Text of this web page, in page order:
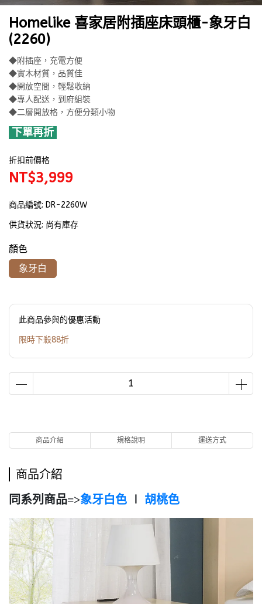
Homelike 喜家居附插座床頭櫃-象牙白
(2260)
◆附插座，充電方便
◆實木材質，品質佳
◆開放空間，輕鬆收納
◆專人配送，到府組裝
◆二層開放格，方便分類小物
下單再折
折扣前價格
NT$3,999
商品編號: DR-2260W
供貨狀況: 尚有庫存
顏色
象牙白
此商品參與的優惠活動
限時下殺88折
商品介紹 規格說明 運送方式
商品介紹
同系列商品=>象牙白色 胡桃色